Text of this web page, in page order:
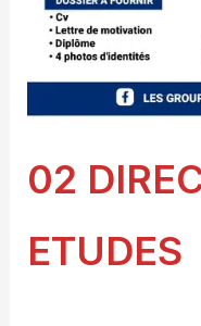
02
ETUDES